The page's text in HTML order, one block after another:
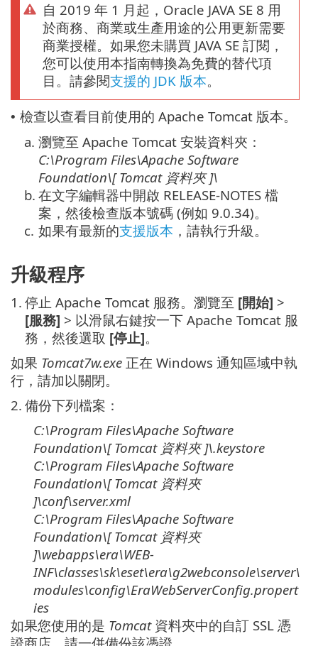
自 2019 年 1 月起，Oracle JAVA SE 8 用
於商務、商業或生產用途的公用更新需要
商業授權。如果您未購買 JAVA SE 訂閱，
您可以使用本指南轉換為免費的替代項
目。請參閱支援的 JDK 版本。
• 檢查以查看目前使用的 Apache Tomcat 版本。
a. 瀏覽至 Apache Tomcat 安裝資料夾：
C:\Program Files\Apache Software
Foundation\[ Tomcat資料夾]\
b. 在文字編輯器中開啟 RELEASE-NOTES 檔
案，然後檢查版本號碼 (例如 9.0.34)。
c. 如果有最新的支援版本 ，請執行升級。
升級程序
1. 停止 Apache Tomcat 服務。瀏覽至 [開始] >
[服務] > 以滑鼠右鍵按一下 Apache Tomcat 服
務，然後選取 [停止]。
如果 Tomcat7w.exe 正在 Windows 通知區域中執
行，請加以關閉。
2. 備份下列檔案：
C:\Program Files\Apache Software
Foundation\[ Tomcat資料夾]\.keystore
C:\Program Files\Apache Software
Foundation\[ Tomcat資料夾
]\conf\server.xml
C:\Program Files\Apache Software
Foundation\[ Tomcat資料夾
]\webapps\era\WEB-
INF\classes\sk\eset\era\g2webconsole\server\
modules\config\EraWebServerConfig.propert
ies
如果您使用的是 Tomcat資料夾中的自訂 SSL 憑